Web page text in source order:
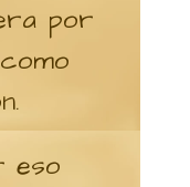
por
eso